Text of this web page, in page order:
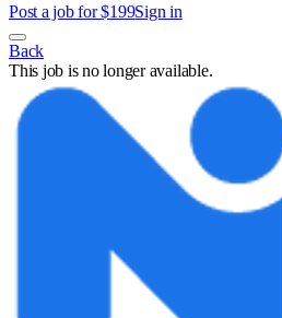
Post a job for $199Sign in
Back
This job is no longer available.